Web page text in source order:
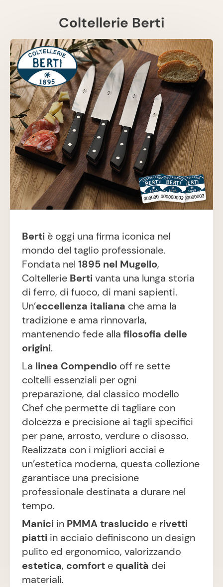
Coltellerie Berti
Berti è oggi una firma iconica nel
mondo del taglio professionale.
Fondata nel 1895 nel Mugello,
Coltellerie Bertivanta una lunga storia
di ferro, di fuoco, di mani sapienti.
Un’eccellenza italiana che ama la
tradizione e ama rinnovarla,
mantenendo fede alla filosofia delle
origini.
La linea Compendio off re sette
coltelli essenziali per ogni
preparazione, dal classico modello
Chef che permette di tagliare con
dolcezza e precisione ai tagli specifici
per pane, arrosto, verdure o disosso.
Realizzata con i migliori acciai e
un’estetica moderna, questa collezione
garantisce una precisione
professionale destinata a durare nel
tempo.
Manici in PMMA traslucido e rivetti
piatti in acciaio definiscono un design
pulito ed ergonomico, valorizzando
estetica, comfort e qualità dei
materiali.